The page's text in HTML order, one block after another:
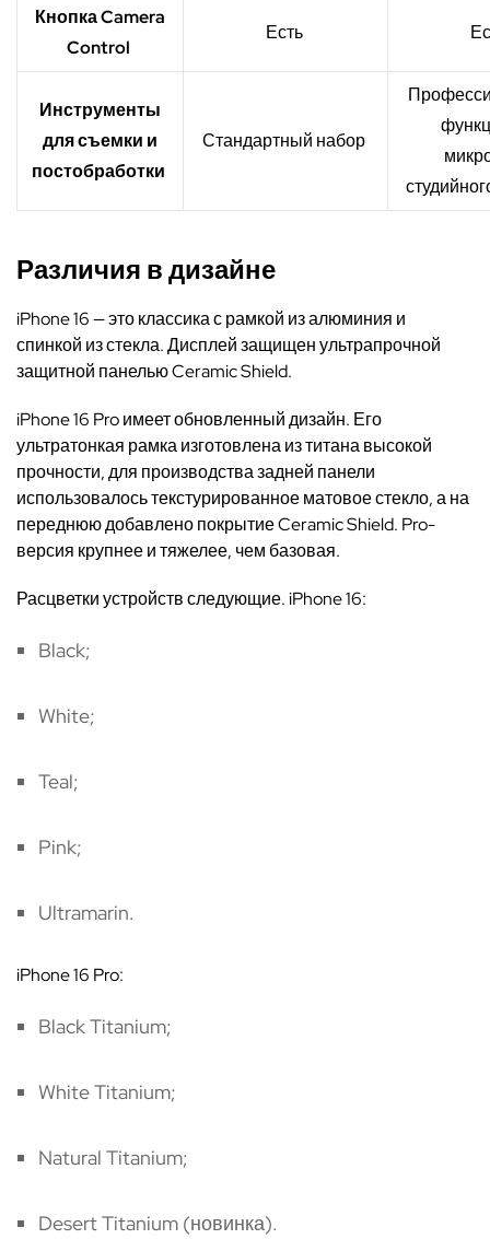
Кнопка Camera
Control
Есть
Инструменты
для съемки и
постобработки
Стандартный набор
Различия в дизайне
iPhone 16 — это классика с рамкой из алюминия и
спинкой из стекла.Дисплей защищен ультрапрочной
защитной панельюCeramic Shield.
iPhone 16 Pro имеет обновленный дизайн. Его
ультратонкая рамка изготовлена из титана высокой
прочности, для производства задней панели
использовалось текстурированное матовое стекло, а на
переднюю добавлено покрытие Ceramic Shield. Pro-
версия крупнее и тяжелее, чем базовая.
Расцветки устройств следующие. iPhone 16:
Black;
White;
Teal;
Pink;
Ultramarin.
iPhone 16 Pro:
Black Titanium;
White Titanium;
Natural Titanium;
Desert Titanium (новинка).